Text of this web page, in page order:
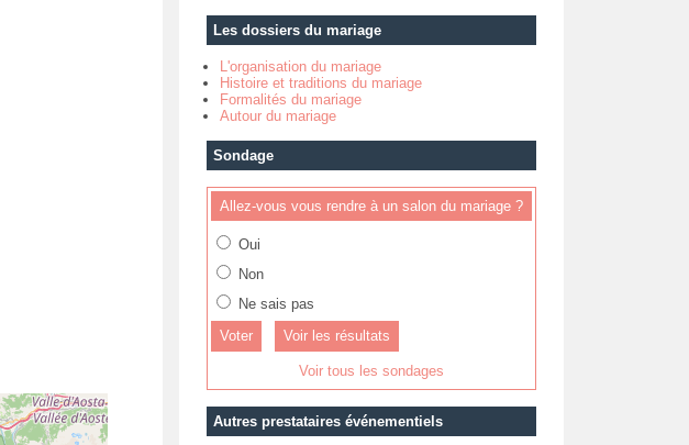
Les dossiers du mariage
L'organisation du mariage
Histoire et traditions du mariage
Formalités du mariage
Autour du mariage
Sondage
Allez-vous vous rendre à un salon du mariage ?
Oui
Non
Ne sais pas
Voir les résultats
Voir tous les sondages
Autres prestataires événementiels